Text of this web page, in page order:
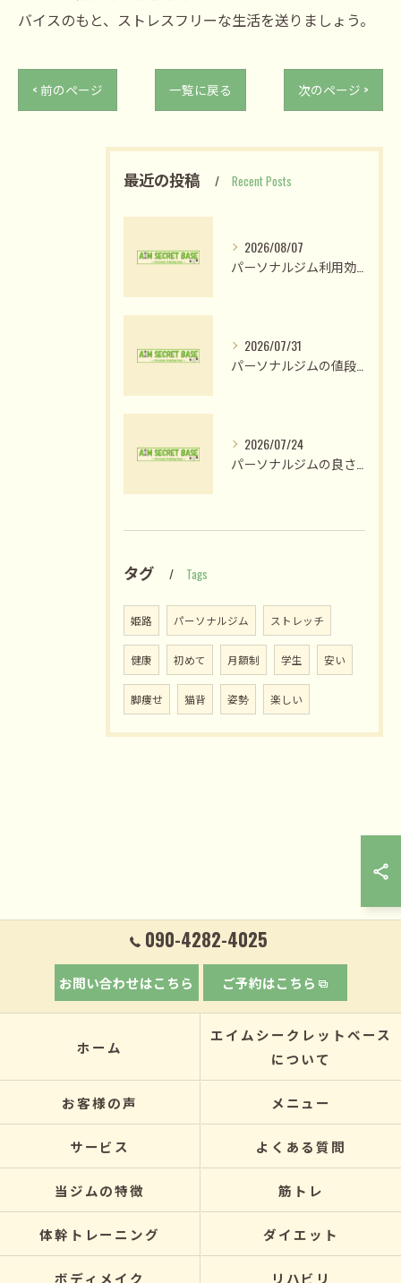
バイスのもと、ストレスフリーな生活を送りましょう。
< 前のページ 一覧に戻る 次のページ >
最近の投稿 Recent Posts
2026/08/07
2026/07/31
2026/07/24
タグ Tags
姫路 パーソナルジム ストレッチ
健康 初めて 月額制 学生 安い
脚痩せ 猫背 姿勢 楽しい
090-4282-4025
お問い合わせはこちら ご予約はこちら
ホーム
エイムシークレットベース
について
お客様の声 メニュー
サービス よくある質問
当ジムの特徴 筋トレ
体幹トレーニング ダイエット
ボディメイク リハビリ